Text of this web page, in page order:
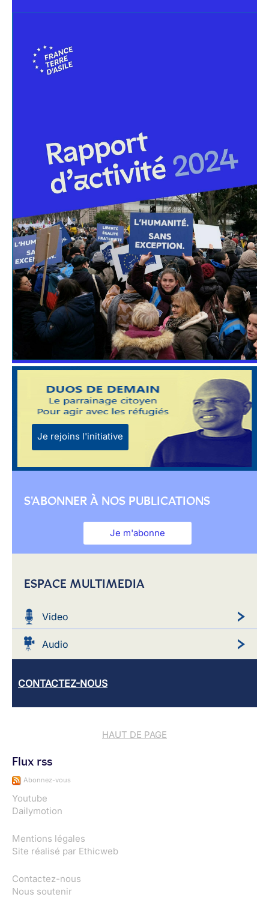
Je rejoins l'initiative
S'ABONNER À NOS PUBLICATIONS
Je m'abonne
ESPACE MULTIMEDIA
Video
Audio
CONTACTEZ-NOUS
HAUT DE PAGE
Flux rss
Abonnez-vous
Youtube
Dailymotion
Mentions légales
Site réalisé par Ethicweb
Contactez-nous
Nous soutenir